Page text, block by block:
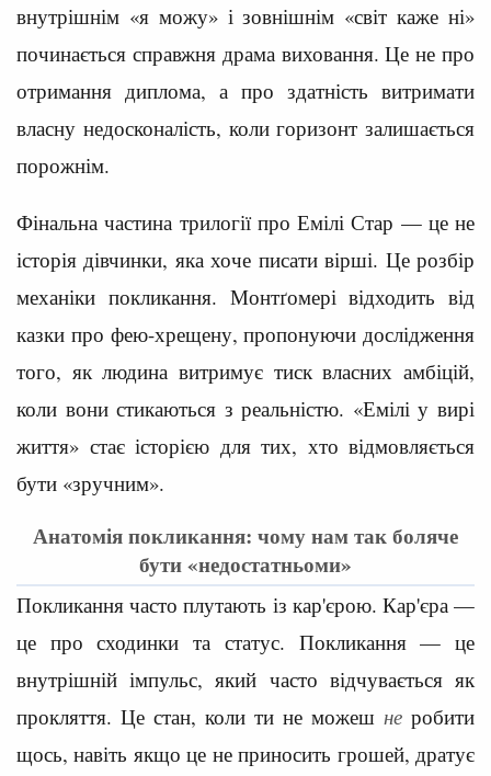
внутрішнім «я можу» і зовнішнім «світ каже ні»
починається справжня драма виховання. Це не про
отримання диплома, а про здатність витримати
власну недосконалість, коли горизонт залишається
порожнім.
Фінальна частина трилогії про Емілі Стар — це не
історія дівчинки, яка хоче писати вірші. Це розбір
механіки покликання. Монтґомері відходить від
казки про фею-хрещену, пропонуючи дослідження
того, як людина витримує тиск власних амбіцій,
коли вони стикаються з реальністю. «Емілі у вирі
життя» стає історією для тих, хто відмовляється
бути «зручним».
Анатомія покликання: чому нам так боляче
бути «недостатньоми»
Покликання часто плутають із кар'єрою. Кар'єра —
це про сходинки та статус. Покликання — це
внутрішній імпульс, який часто відчувається як
прокляття. Це стан, коли ти не можеш не робити
щось, навіть якщо це не приносить грошей, дратує